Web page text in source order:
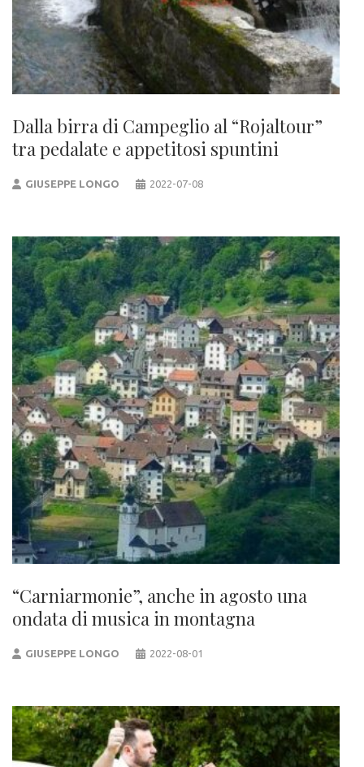
Dalla birra di Campeglio al “Rojaltour”
tra pedalate e appetitosi spuntini
GIUSEPPE LONGO 2022-07-08
“Carniarmonie”, anche in agosto una
ondata di musica in montagna
GIUSEPPE LONGO 2022-08-01